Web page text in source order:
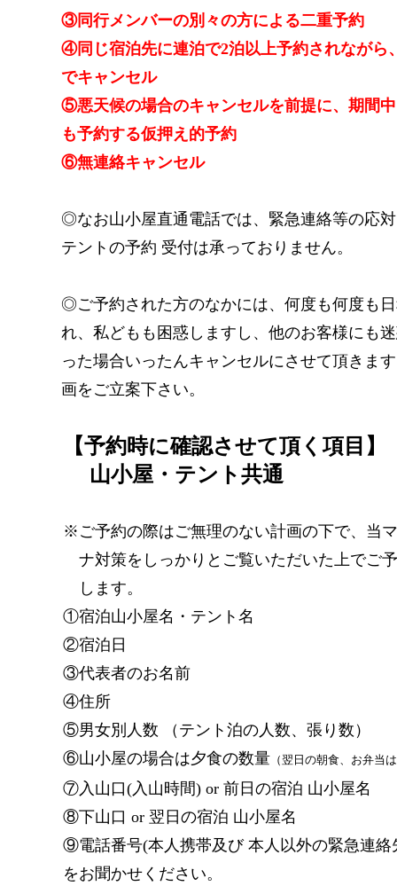
③同行メンバーの別々の方による二重予約
④同じ宿泊先に連泊で2泊以上予約されながら
でキャンセル
⑤悪天候の場合のキャンセルを前提に、期間
も予約する仮押え的予約
⑥無連絡キャンセル
◎なお山小屋直通電話では、緊急連絡等の応
テントの予約 受付は承っておりません。
◎ご予約された方のなかには、何度も何度も
れ、私どもも困惑しますし、他のお客様にも
った場合いったんキャンセルにさせて頂きま
画をご立案下さい。
【予約時に確認させて頂く項目 】
山小屋・テント共通
※ご予約の際はご無理のない計画の下で、当
ナ対策をしっかりとご覧いただいた上でご
します。
①宿泊山小屋名・テント名
②宿泊日
③代表者のお名前
④住所
⑤男女別人数 （テント泊の人数、張り数）
⑥山小屋の場合は夕食の数量 （翌日の朝食、お弁当
⑦入山口(入山時間) or前日の宿泊 山小屋名
⑧下山口 or 翌日の宿泊 山小屋名
⑨電話番号(本人携帯及び 本人以外の緊急連絡
をお聞かせください。